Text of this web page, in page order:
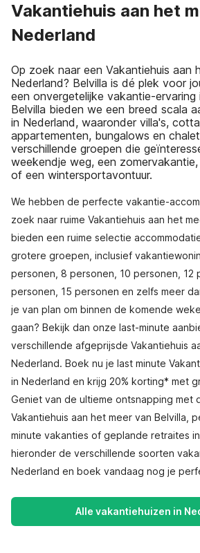
Vakantiehuis aan het
Nederland
Op zoek naar een Vakantiehuis aan
Nederland? Belvilla is dé plek voor
een onvergetelijke vakantie-ervaring
Belvilla bieden we een breed scala
in Nederland, waaronder villa's,
appartementen, bungalows en
verschillende groepen die
weekendje weg, een
of een wintersportavontuur.
We hebben de perfecte vakantie-
zoek naar ruime Vakantiehuis aan het
bieden een ruime selectie
grotere groepen, inclusief
personen, 8 personen, 10 personen, 12
personen, 15 personen en zelfs meer
je van plan om binnen de komende
gaan? Bekijk dan onze last-minute
verschillende afgeprijsde Vakantiehuis
Nederland. Boek nu je last minute
in Nederland en krijg 20% korting* met
Geniet van de ultieme ontsnapping met
Vakantiehuis aan het meer van Belvilla,
minute vakanties of geplande retraites
hieronder de verschillende soorten
Nederland en boek vandaag nog je
Alle vakantiehuizen in